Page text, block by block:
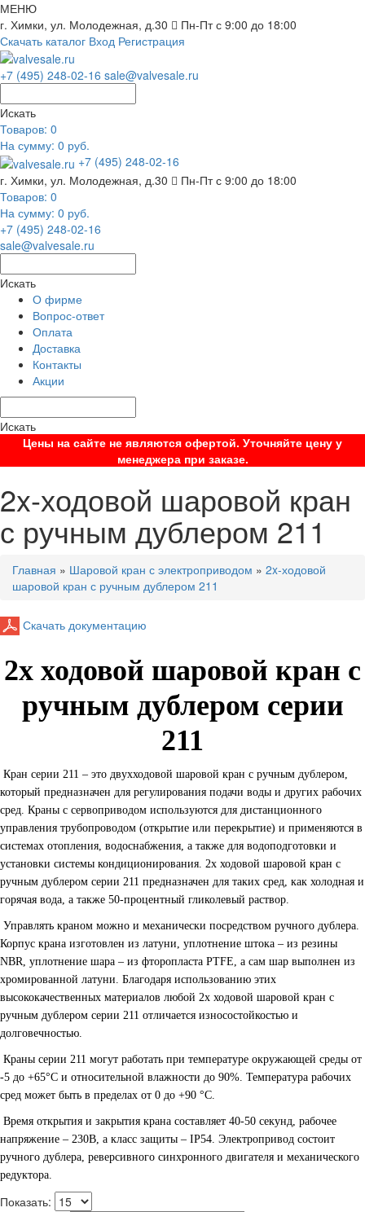
МЕНЮ
г. Химки, ул. Молодежная, д.30
Пн-Пт с 9:00 до 18:00
Скачать каталог Вход Регистрация
+7 (495) 248-02-16 sale@valvesale.ru
Искать
Товаров: 0
На сумму: 0 руб.
+7 (495) 248-02-16
г. Химки, ул. Молодежная, д.30
Пн-Пт с 9:00 до 18:00
Товаров: 0
На сумму: 0 руб.
+7 (495) 248-02-16
sale@valvesale.ru
Искать
О фирме
Вопрос-ответ
Оплата
Доставка
Контакты
Акции
Искать
Цены на сайте не являются офертой. Уточняйте цену у
менеджера при заказе.
2x-ходовой шаровой кран
с ручным дублером 211
Главная » Шаровой кран с электроприводом » 2x-ходовой
шаровой кран с ручным дублером 211
Скачать документацию
2х ходовой шаровой кран с
ручным дублером серии
211
Кран серии 211 – это двухходовой шаровой кран с ручным дублером,
который предназначен для регулирования подачи воды и других рабочих
сред. Краны с сервоприводом используются для дистанционного
управления трубопроводом (открытие или перекрытие) и применяются в
системах отопления, водоснабжения, а также для водоподготовки и
установки системы кондиционирования. 2х ходовой шаровой кран с
ручным дублером серии 211 предназначен для таких сред, как холодная и
горячая вода, а также 50-процентный гликолевый раствор.
Управлять краном можно и механически посредством ручного дублера.
Корпус крана изготовлен из латуни, уплотнение штока – из резины
NBR, уплотнение шара – из фторопласта PTFE, а сам шар выполнен из
хромированной латуни. Благодаря использованию этих
высококачественных материалов любой 2х ходовой шаровой кран с
ручным дублером серии 211 отличается износостойкостью и
долговечностью.
Краны серии 211 могут работать при температуре окружающей среды от
-5 до +65°С и относительной влажности до 90%. Температура рабочих
сред может быть в пределах от 0 до +90 °С.
Время открытия и закрытия крана составляет 40-50 секунд, рабочее
напряжение – 230В, а класс защиты – IP54. Электропривод состоит
ручного дублера, реверсивного синхронного двигателя и механического
редуктора.
Показать: